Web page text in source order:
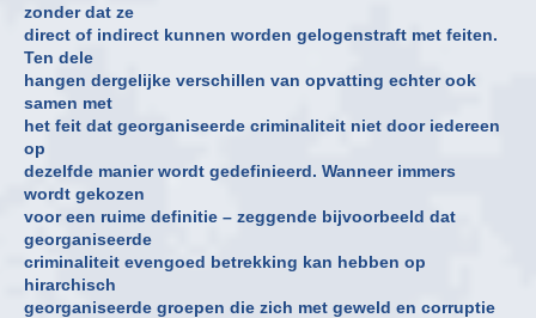
zonder dat ze
direct of indirect kunnen worden gelogenstraft met feiten.
Ten dele
hangen dergelijke verschillen van opvatting echter ook
samen met
het feit dat georganiseerde criminaliteit niet door iedereen
op
dezelfde manier wordt gedefinieerd. Wanneer immers
wordt gekozen
voor een ruime definitie – zeggende bijvoorbeeld dat
georganiseerde
criminaliteit evengoed betrekking kan hebben op
hirarchisch
georganiseerde groepen die zich met geweld en corruptie